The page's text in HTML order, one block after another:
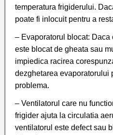
temperatura frigiderului.
poate fi inlocuit pentru a
– Evaporatorul blocat:
este blocat de gheata sau
impiedica racirea
dezghetarea evaporatorului
problema.
– Ventilatorul care nu
frigider ajuta la circulatia
ventilatorul este defect sau